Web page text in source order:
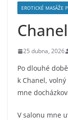
EROTICKÉ MASÁŽE
25 dubna, 2026
Po dlouhé
k Chanel,
mne
V salonu mne